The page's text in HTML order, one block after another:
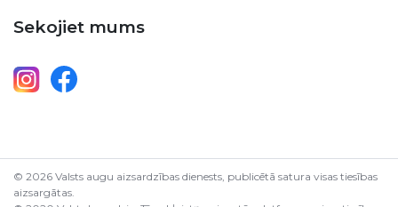
Sekojiet mums
© 2026 Valsts augu aizsardzības dienests, publicētā satura visas tiesības
aizsargātas.